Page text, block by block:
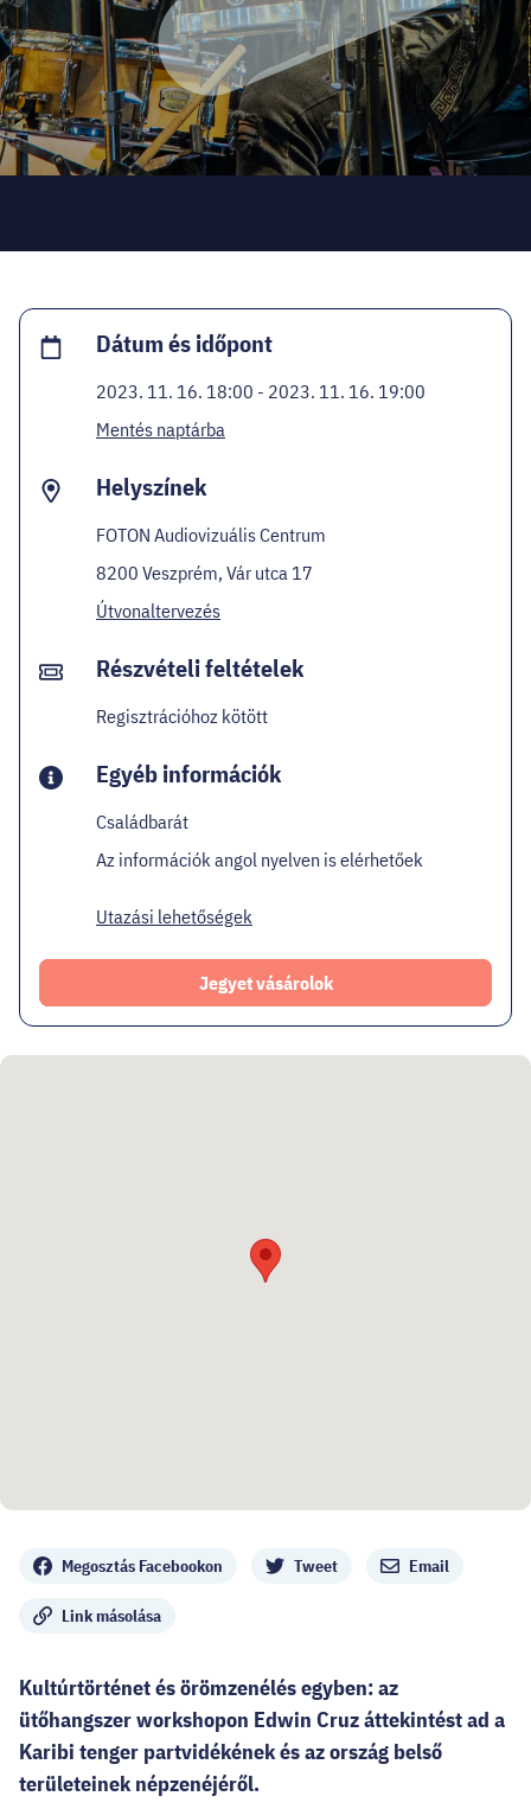
KARRIER
EN
Megosztás Facebookon Tweet Email
Link másolása
Kultúrtörténet és örömzenélés egyben: az
ütőhangszer workshopon Edwin Cruz áttekintést ad a
Karibi tenger partvidékének és az ország belső
területeinek népzenéjéről.
Dátum és időpont
2023. 11. 16. 18:00 - 2023. 11. 16. 19:00
Mentés naptárba
Helyszínek
FOTON Audiovizuális Centrum
8200 Veszprém, Vár utca 17
Útvonaltervezés
Részvételi feltételek
Regisztrációhoz kötött
Egyéb információk
Családbarát
Az információk angol nyelven is elérhetőek
Utazási lehetőségek
Jegyet vásárolok